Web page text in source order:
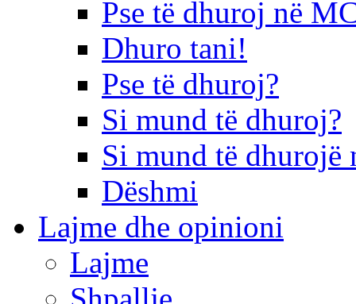
Pse të dhuroj në
Dhuro tani!
Pse të dhuroj?
Si mund të dhuroj?
Si mund të dhurojë
Dëshmi
Lajme dhe opinioni
Lajme